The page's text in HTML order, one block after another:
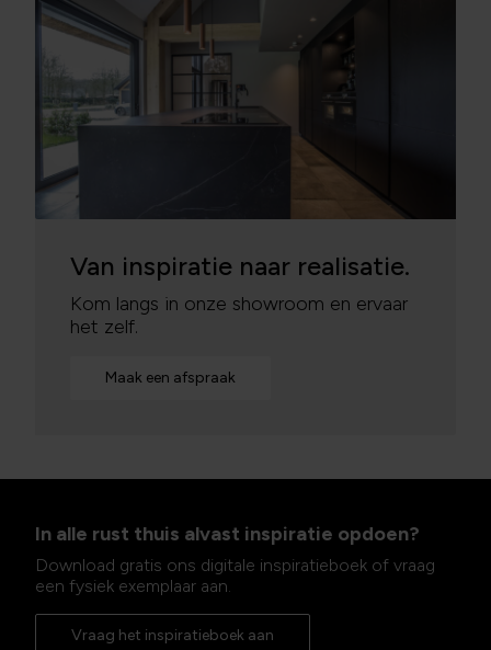
Van inspiratie naar realisatie.
Kom langs in onze showroom en ervaar
het zelf.
Maak een afspraak
In alle rust thuis alvast inspiratie opdoen?
Download gratis ons digitale inspiratieboek of vraag
een fysiek exemplaar aan.
Vraag het inspiratieboek aan